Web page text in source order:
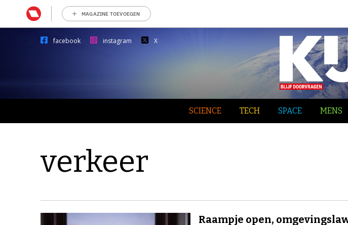
MAGAZINE TOEVOEGEN
facebook instagram X
SCIENCE TECH SPACE MENS
verkeer
Raampje open,